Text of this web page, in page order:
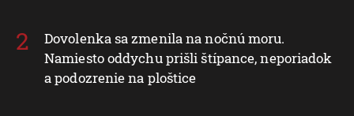
Dovolenka sa zmenila na nočnú moru.
Namiesto oddychu prišli štípance, neporiadok
a podozrenie na ploštice